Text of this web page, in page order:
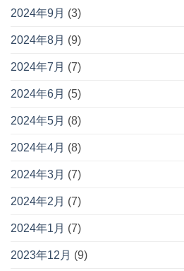
2024年9月 (3)
2024年8月 (9)
2024年7月 (7)
2024年6月 (5)
2024年5月 (8)
2024年4月 (8)
2024年3月 (7)
2024年2月 (7)
2024年1月 (7)
2023年12月 (9)